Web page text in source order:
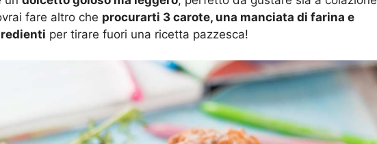
fare altro che procurarti 3 carote, una manciata di farina e
per tirare fuori una ricetta pazzesca!